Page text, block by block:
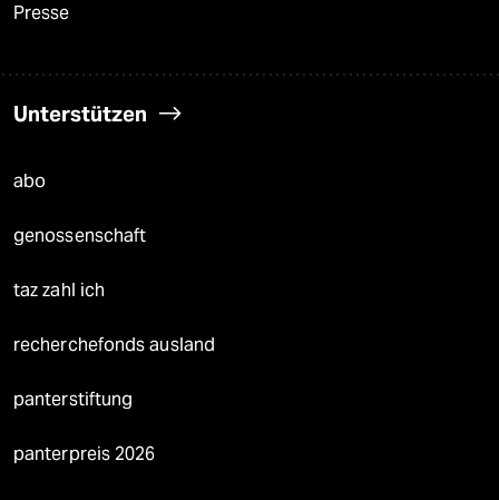
Presse
Unterstützen
abo
genossenschaft
taz zahl ich
recherchefonds ausland
panterstiftung
panterpreis 2026